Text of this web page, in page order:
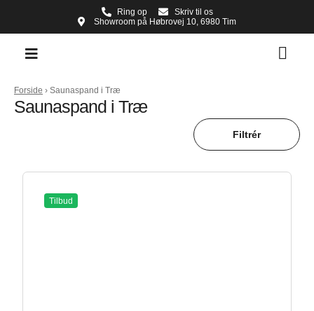
Ring op
Skriv til os
Showroom på Høbrovej 10, 6980 Tim
Forside › Saunaspand i Træ
Saunaspand i Træ
Filtrér
Tilbud